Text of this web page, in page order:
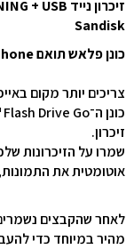
Sandisk
כונן פלאש תואם iPhone שמפנה מקום בקלות
צריכים יותר מקום
זיכרון.
שמרו על הזיכרונות
אוטומטית את
מהיר במיוחד כדי